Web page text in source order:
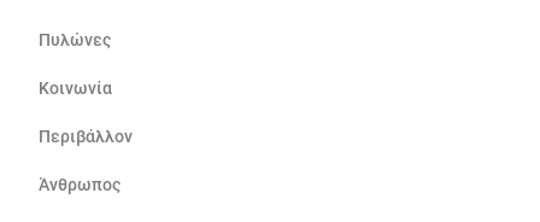
Πυλώνες
Κοινωνία
Περιβάλλον
Άνθρωπος